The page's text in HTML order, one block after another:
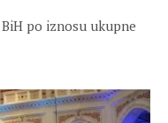
po iznosu ukupne